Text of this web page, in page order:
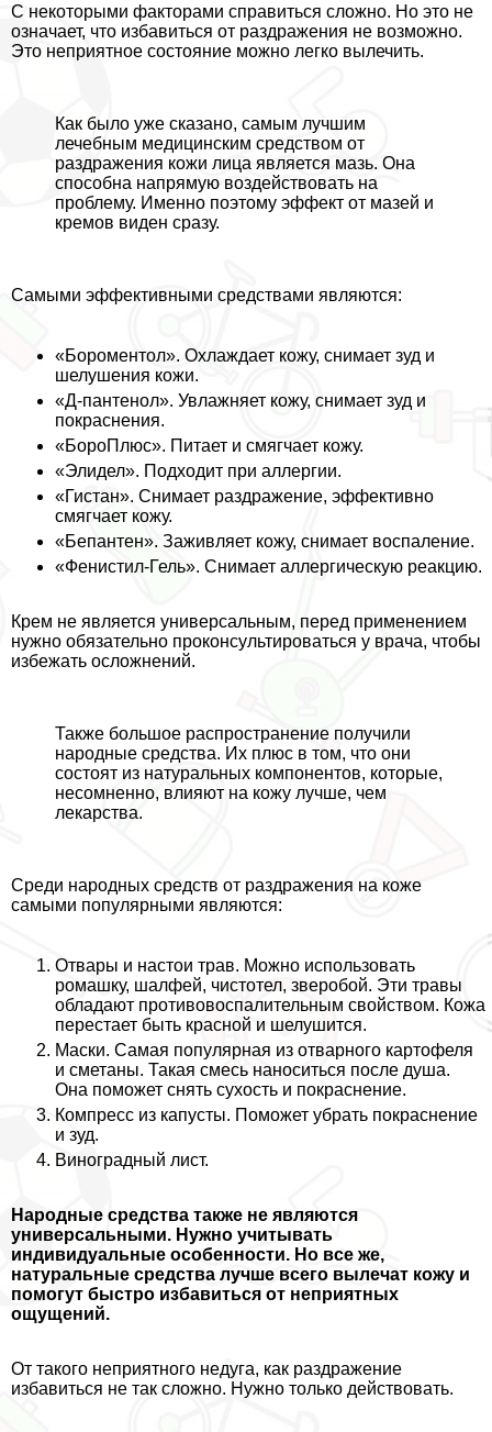
С некоторыми факторами справиться сложно. Но это не
означает, что избавиться от раздражения не возможно.
Это неприятное состояние можно легко вылечить.
Как было уже сказано, самым лучшим
лечебным медицинским средством от
раздражения кожи лица является мазь. Она
способна напрямую воздействовать на
проблему. Именно поэтому эффект от мазей и
кремов виден сразу.
Самыми эффективными средствами являются:
«Бороментол». Охлаждает кожу, снимает зуд и
шелушения кожи.
«Д-пантенол». Увлажняет кожу, снимает зуд и
покраснения.
«БороПлюс». Питает и смягчает кожу.
«Элидел». Подходит при аллергии.
«Гистан». Снимает раздражение, эффективно
смягчает кожу.
«Бепантен». Заживляет кожу, снимает воспаление.
«Фенистил-Гель». Снимает аллергическую реакцию.
Крем не является универсальным, перед применением
нужно обязательно проконсультироваться у врача, чтобы
избежать осложнений.
Также большое распространение получили
народные средства. Их плюс в том, что они
состоят из натуральных компонентов, которые,
несомненно, влияют на кожу лучше, чем
лекарства.
Среди народных средств от раздражения на коже
самыми популярными являются:
Отвары и настои трав. Можно использовать
ромашку, шалфей, чистотел, зверобой. Эти травы
обладают противовоспалительным свойством. Кожа
перестает быть красной и шелушится.
Маски. Самая популярная из отварного картофеля
и сметаны. Такая смесь наноситься после душа.
Она поможет снять сухость и покраснение.
Компресс из капусты. Поможет убрать покраснение
и зуд.
Виноградный лист.
Народные средства также не являются
универсальными. Нужно учитывать
индивидуальные особенности. Но все же,
натуральные средства лучше всего вылечат кожу и
помогут быстро избавиться от неприятных
ощущений.
От такого неприятного недуга, как раздражение
избавиться не так сложно. Нужно только действовать.